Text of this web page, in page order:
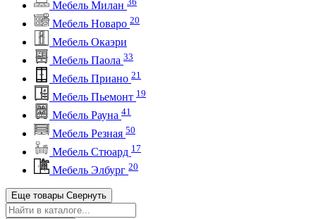
Мебель Милан
Мебель Новаро 20
Мебель Окаэри
Мебель Паола 33
Мебель Приано 21
Мебель Пьемонт 19
Мебель Рауна 41
Мебель Резная 50
Мебель Стюард 17
Мебель Элбург 20
Еще товары Свернуть